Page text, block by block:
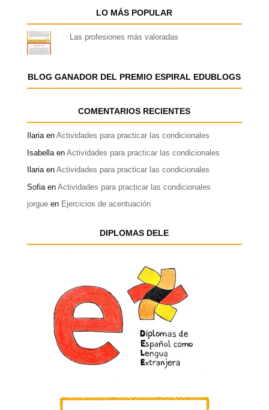
LO MÁS POPULAR
Las profesiones más valoradas
BLOG GANADOR DEL PREMIO ESPIRAL EDUBLOGS
COMENTARIOS RECIENTES
Ilariaen Actividades para practicar las condicionales
Isabellaen Actividades para practicar las condicionales
Ilariaen Actividades para practicar las condicionales
Sofiaen Actividades para practicar las condicionales
jorgueen Ejercicios de acentuación
DIPLOMAS DELE